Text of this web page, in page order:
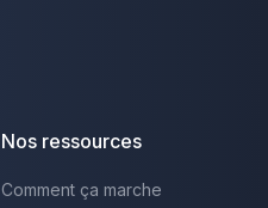
Nos ressources
Comment ça marche